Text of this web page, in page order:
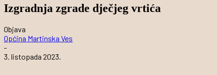
Izgradnja zgrade dječjeg vrtića
Objava
Općina Martinska Ves
-
3. listopada 2023.